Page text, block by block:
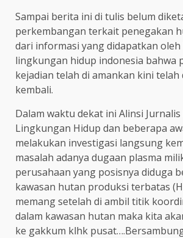
Sampai berita ini di tulis belum
perkembangan terkait penegakan
dari informasi yang didapatkan
lingkungan hidup indonesia bahwa
kejadian telah di amankan kini telah
kembali.
Dalam waktu dekat ini Alinsi
Lingkungan Hidup dan beberapa
melakukan investigasi langsung
masalah adanya dugaan plasma
perusahaan yang posisnya diduga
kawasan hutan produksi terbatas
memang setelah di ambil titik
dalam kawasan hutan maka kita
ke gakkum klhk